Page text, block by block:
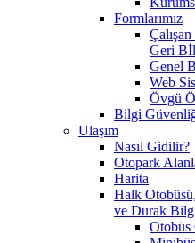
Formlarımız
Geri
Genel
Web
Övgü
Bilgi
Ulaşım
Nasıl Gidilir?
Otopark
Harita
Halk
ve Durak
Otobüs